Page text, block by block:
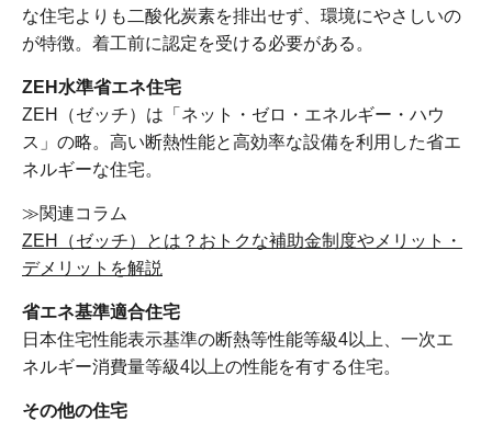
な住宅よりも二酸化炭素を排出せず、環境にやさしいの
が特徴。着工前に認定を受ける必要がある。
ZEH水準省エネ住宅
ZEH（ゼッチ）は「ネット・ゼロ・エネルギー・ハウ
ス」の略。高い断熱性能と高効率な設備を利用した省エ
ネルギーな住宅。
≫関連コラム
ZEH（ゼッチ）とは？おトクな補助金制度やメリット・
デメリットを解説
省エネ基準適合住宅
日本住宅性能表示基準の断熱等性能等級4以上、一次エ
ネルギー消費量等級4以上の性能を有する住宅。
その他の住宅